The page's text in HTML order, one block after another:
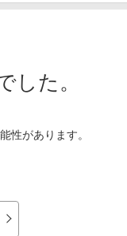
した。
性があります。